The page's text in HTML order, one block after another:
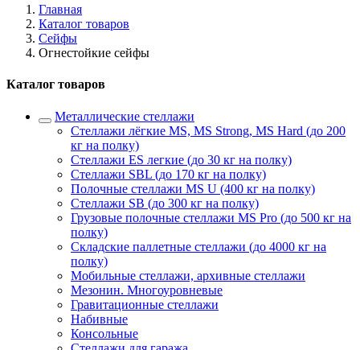
Главная
Каталог товаров
Сейфы
Огнестойкие сейфы
Каталог товаров
Металлические стеллажи
Стеллажи лёгкие MS, MS Strong, MS Hard (до 200
кг на полку)
Стеллажи ES легкие (до 30 кг на полку)
Стеллажи SBL (до 170 кг на полку)
Полочные стеллажи MS U (400 кг на полку)
Стеллажи SB (до 300 кг на полку)
Грузовые полочные стеллажи MS Pro (до 500 кг на
полку)
Складские паллетные стеллажи (до 4000 кг на
полку)
Мобильные стеллажи, архивные стеллажи
Мезонин. Многоуровневые
Гравитационные стеллажи
Набивные
Консольные